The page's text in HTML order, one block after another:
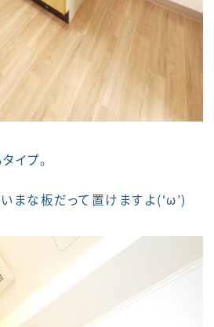
イプ。
まな板だって置けますよ(‘ω’)